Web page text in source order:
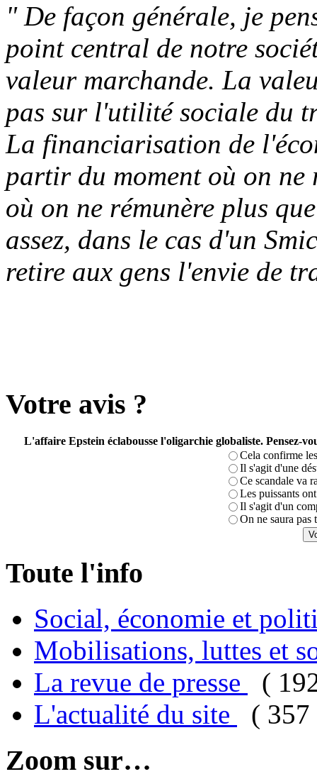
" De façon générale, je
point central de notre
valeur marchande. La
pas sur l'utilité sociale du
La financiarisation de
partir du moment où on
où on ne rémunère plus
assez, dans le cas d'un
retire aux gens l'envie de
Votre avis ?
L'affaire Epstein éclabousse l'oligarchie globaliste. Pensez-
Cela confirme
Il s'agit d'une
Ce scandale va
Les puissants
Il s'agit d'un
On ne saura pas
Toute l'info
Social, économie et
Mobilisations, luttes et
La revue de presse
(
L'actualité du site
( 357
Zoom sur…